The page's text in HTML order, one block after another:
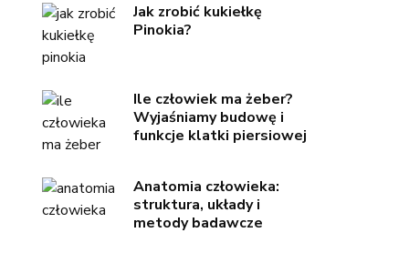
Jak zrobić kukiełkę
Pinokia?
Ile człowiek ma żeber?
Wyjaśniamy budowę i
funkcje klatki piersiowej
Anatomia człowieka:
struktura, układy i
metody badawcze